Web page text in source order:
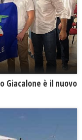
Giacalone è il nuovo